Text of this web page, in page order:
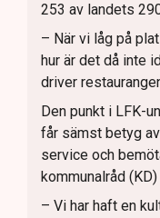
253 av landets
– När vi låg på
hur är det då inte
driver
Den punkt i LFK-
får sämst betyg
service och
kommunalråd
– Vi har haft en